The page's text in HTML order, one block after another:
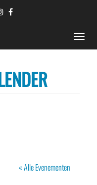
Toggle
« Alle Evenementen